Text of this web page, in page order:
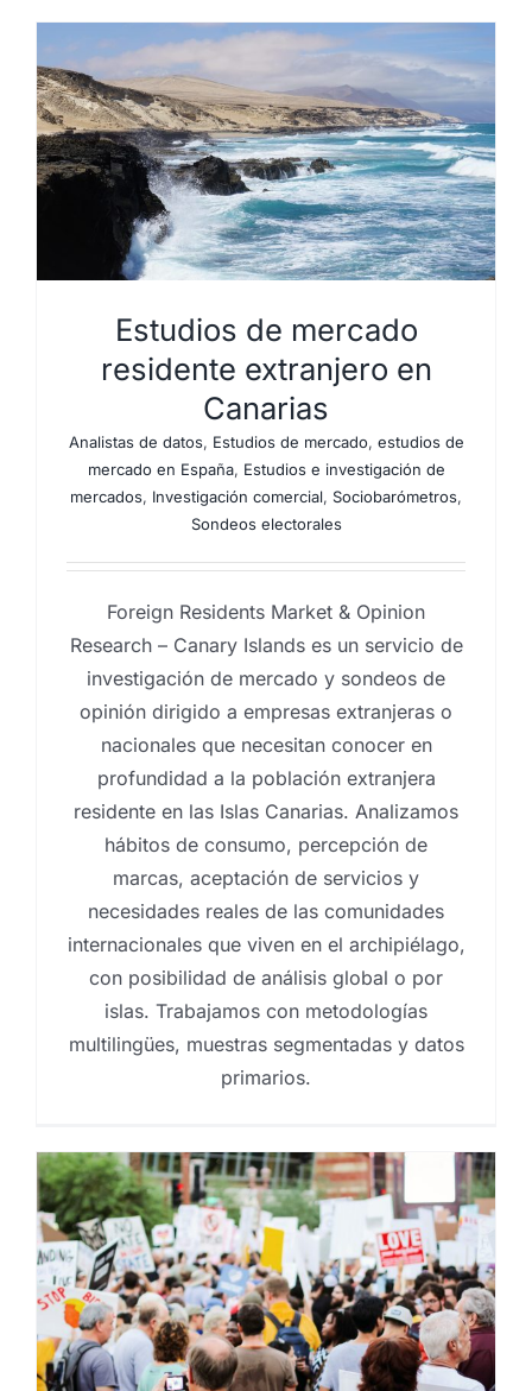
Estudios de mercado
residente extranjero en
Canarias
Analistas de datos, Estudios de mercado, estudios de
mercado en España, Estudios e investigación de
mercados, Investigación comercial, Sociobarómetros,
Sondeos electorales
Foreign Residents Market & Opinion
Research – Canary Islands es un servicio de
investigación de mercado y sondeos de
opinión dirigido a empresas extranjeras o
nacionales que necesitan conocer en
profundidad a la población extranjera
residente en las Islas Canarias. Analizamos
hábitos de consumo, percepción de
marcas, aceptación de servicios y
necesidades reales de las comunidades
internacionales que viven en el archipiélago,
con posibilidad de análisis global o por
islas. Trabajamos con metodologías
multilingües, muestras segmentadas y datos
primarios.